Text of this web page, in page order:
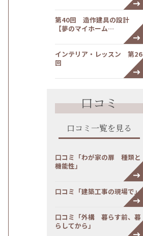
第40回 造作建具の設計
【夢のマイホーム…
インテリア・レッスン 第26
回
口コミ
口コミ一覧を見る
口コミ「わが家の扉 種類と
機能性」
口コミ「建築工事の現場で」
口コミ「外構 暮らす前、暮
らしてから」